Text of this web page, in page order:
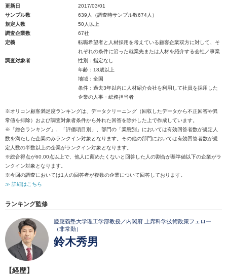
更新日
2017/03/01
サンプル数
639人（調査時サンプル数674人）
規定人数
50人以上
調査企業数
67社
定義
転職希望者と人材採用を考えている顧客企業双方に対して、そ
れぞれの条件に沿った就業先または人材を紹介する会社／事業
調査対象者
性別：指定なし
年齢：18歳以上
地域：全国
条件：過去3年以内に人材紹介会社を利用して社員を採用した
企業の人事・総務担当者
※オリコン顧客満足度ランキングは、データクリーニング（回収したデータから不正回答や異
常値を排除）および調査対象者条件から外れた回答を除外した上で作成しています。
※「総合ランキング」、「評価項目別」、部門の「業態別」においては有効回答者数が規定人
数を満たした企業のみランクイン対象となります。その他の部門においては有効回答者数が規
定人数の半数以上の企業がランクイン対象となります。
※総合得点が60.00点以上で、他人に薦めたくないと回答した人の割合が基準値以下の企業がラ
ンクイン対象となります。
※今回の調査においては1人の回答者が複数の企業について回答しております。
≫ 詳細はこちら
ランキング監修
慶應義塾大学理工学部教授／内閣府 上席科学技術政策フェロー
（非常勤）
鈴木秀男
【経歴】